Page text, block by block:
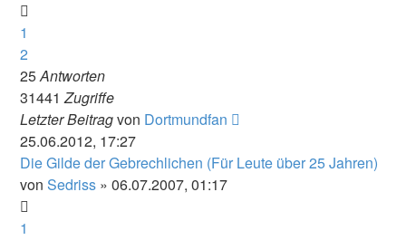
1
2
25Antworten
31441Zugriffe
Letzter Beitragvon Dortmundfan
25.06.2012, 17:27
Die Gilde der Gebrechlichen (Für Leute über 25 Jahren)
vonSedriss » 06.07.2007, 01:17
1